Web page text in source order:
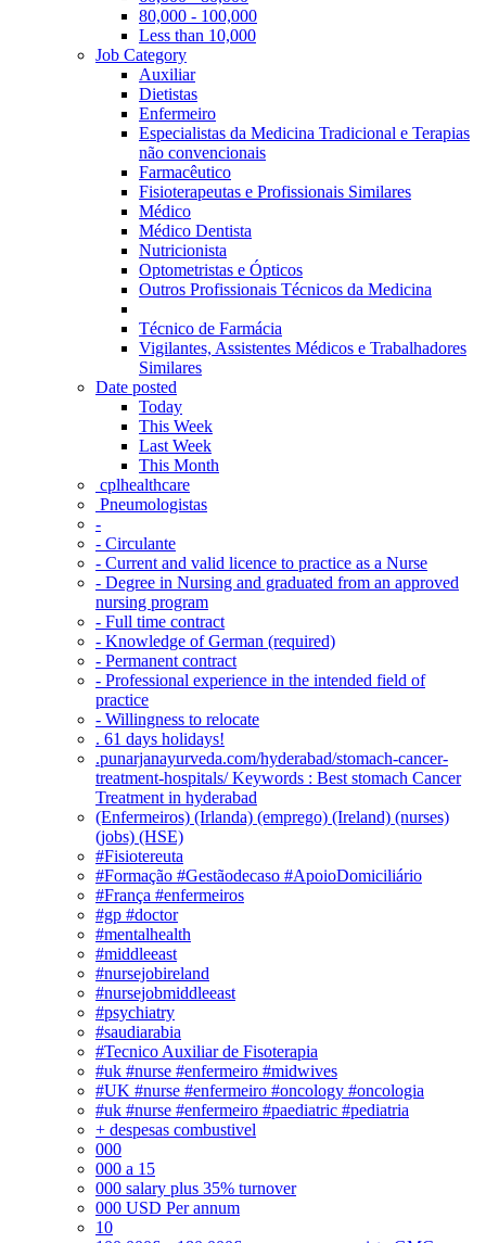
80,000 - 100,000
Less than 10,000
Job Category
Auxiliar
Dietistas
Enfermeiro
Especialistas da Medicina Tradicional e Terapias
não convencionais
Farmacêutico
Fisioterapeutas e Profissionais Similares
Médico
Médico Dentista
Nutricionista
Optometristas e Ópticos
Outros Profissionais Técnicos da Medicina
Técnico de Farmácia
Vigilantes, Assistentes Médicos e Trabalhadores
Similares
Date posted
Today
This Week
Last Week
This Month
‎ cplhealthcare‬
Pneumologistas
-
- Circulante
- Current and valid licence to practice as a Nurse
- Degree in Nursing and graduated from an approved
nursing program
- Full time contract
- Knowledge of German (required)
- Permanent contract
- Professional experience in the intended field of
practice
- Willingness to relocate
. 61 days holidays!
.punarjanayurveda.com/hyderabad/stomach-cancer-
treatment-hospitals/ Keywords : Best stomach Cancer
Treatment in hyderabad
(Enfermeiros) (Irlanda) (emprego) (Ireland) (nurses)
(jobs) (HSE)
#Fisiotereuta
#Formação #Gestãodecaso #ApoioDomiciliário
#França #enfermeiros
#gp #doctor
#mentalhealth
#middleeast
#nursejobireland
#nursejobmiddleeast
#psychiatry
#saudiarabia
#Tecnico Auxiliar de Fisoterapia
#uk #nurse #enfermeiro #midwives
#UK #nurse #enfermeiro #oncology #oncologia
#uk #nurse #enfermeiro #paediatric #pediatria
+ despesas combustivel
000
000 a 15
000 salary plus 35% turnover
000 USD Per annum
10